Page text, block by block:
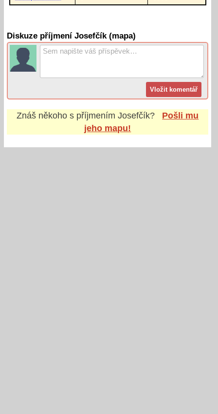
Diskuze příjmení Josefčík (mapa)
Znáš někoho s příjmenímJosefčík?
Pošli mu
jeho mapu!